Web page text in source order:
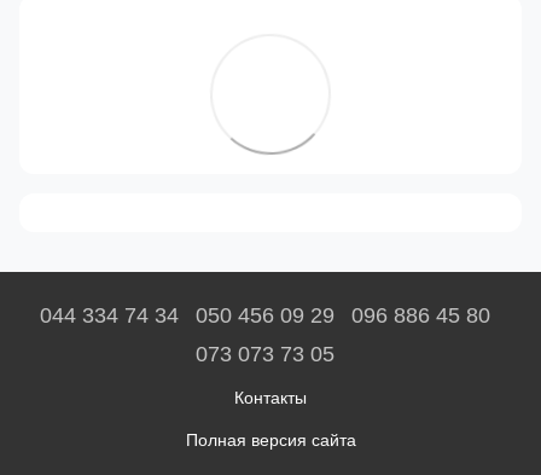
044 334 74 34 050 456 09 29
096 886 45 80
073 073 73 05
Контакты
Полная версия сайта